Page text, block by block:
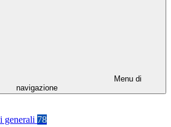
Menu di
navigazione
generali 78